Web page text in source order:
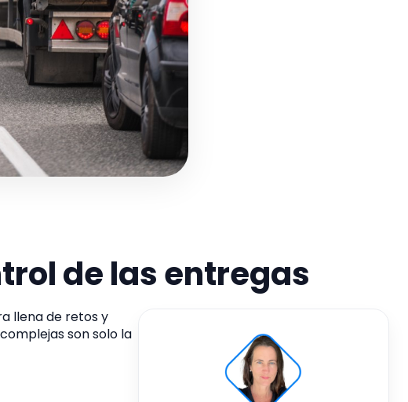
de las entregas
llena de retos y
son solo la